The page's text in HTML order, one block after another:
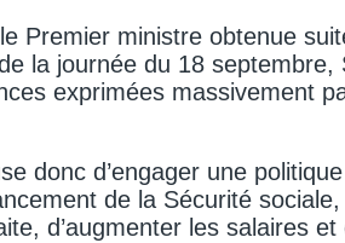
Premier ministre obtenue
de la journée du 18
exprimées massivement
donc d’engager une
de la Sécurité
d’augmenter les salaires